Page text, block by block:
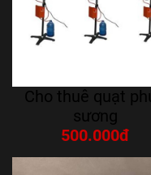
Cho thuê quạt
sương
500.000đ